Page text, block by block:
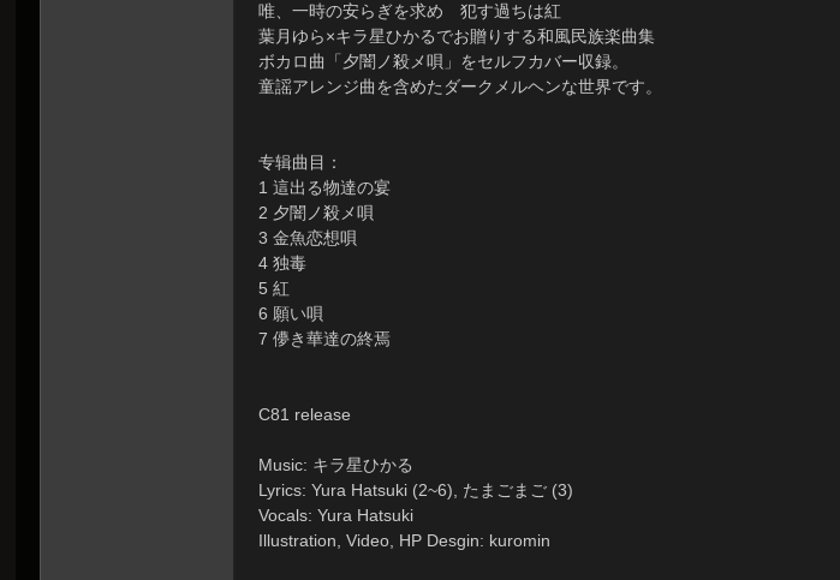
唯、一時の安らぎを求め 犯す過ちは紅
葉月ゆら×キラ星ひかるでお贈りする和風民族楽曲集
ボカロ曲「夕闇ノ殺メ唄」をセルフカバー収録。
童謡アレンジ曲を含めたダークメルヘンな世界です。
专辑曲目：
1 這出る物達の宴
2 夕闇ノ殺メ唄
3 金魚恋想唄
4 独毒
5 紅
6 願い唄
7 儚き華達の終焉
C81 release
Music: キラ星ひかる
Lyrics: Yura Hatsuki (2~6), たまごまご (3)
Vocals: Yura Hatsuki
Illustration, Video, HP Desgin: kuromin